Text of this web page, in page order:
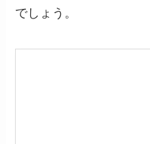
でしょう。